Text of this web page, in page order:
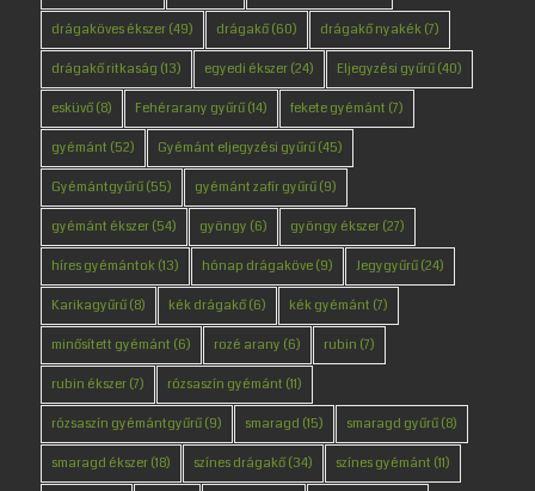
drágaköves ékszer(49) drágakő(60) drágakő nyakék(7)
drágakő ritkaság (13) egyedi ékszer(24) Eljegyzési gyűrű(40)
esküvő(8) Fehérarany gyűrű(14) fekete gyémánt (7)
gyémánt (52) Gyémánt eljegyzési gyűrű(45)
Gyémántgyűrű(55) gyémánt zafír gyűrű(9)
gyémánt ékszer(54) gyöngy (6) gyöngy ékszer(27)
híres gyémántok(13) hónap drágaköve(9) Jegygyűrű(24)
Karikagyűrű(8) kék drágakő(6) kék gyémánt (7)
minősített gyémánt (6) rozé arany (6) rubin (7)
rubin ékszer(7) rózsaszín gyémánt (11)
rózsaszín gyémántgyűrű(9) smaragd (15) smaragd gyűrű(8)
smaragd ékszer(18) színes drágakő(34) színes gyémánt (11)